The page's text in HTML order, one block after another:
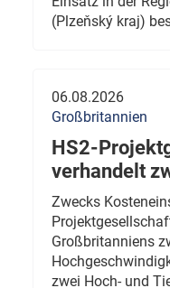
(Plzeňský kraj)
06.08.2026
Großbritannien
HS2-
verhandelt
Zwecks
Großbritanniens
zwei Hoch- und